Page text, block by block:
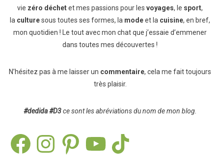
vie zéro déchetet mes passions pour les voyages, le sport,
la culturesous toutes ses formes, la modeet la cuisine, en bref,
mon quotidien ! Le tout avec mon chat que j’essaie d’emmener
dans toutes mes découvertes !
N’hésitez pas à me laisser un commentaire, cela me fait toujours
très plaisir.
#dedida #D3ce sont les abréviations du nom de mon blog.
FacebookInstagramPinterest TikTok